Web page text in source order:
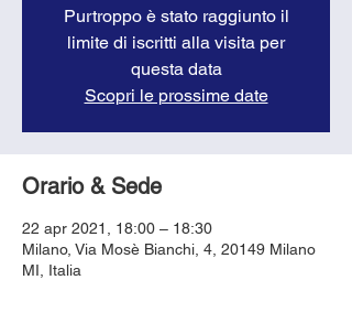
Purtroppo è stato raggiunto il
limite di iscritti alla visita per
questa data
Scopri le prossime date
Orario & Sede
22 apr 2021, 18:00 – 18:30
Milano, Via Mosè Bianchi, 4, 20149 Milano
MI, Italia